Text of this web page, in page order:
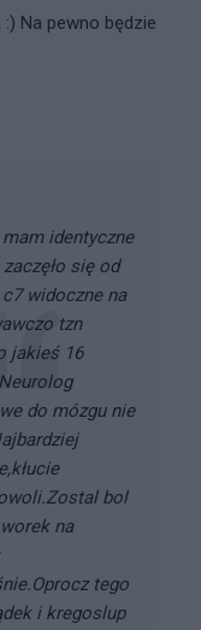
Na pewno będzie
identyczne
się od
widoczne na
tzn
jakieś 16
do mózgu nie
bol
na
tego
i kregoslup